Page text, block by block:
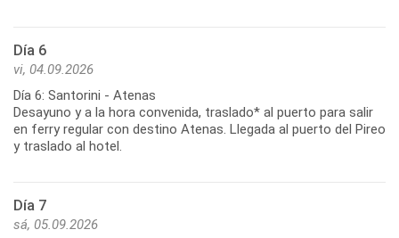
Día 6
vi, 04.09.2026
Día 6: Santorini - Atenas
Desayuno y a la hora convenida, traslado* al puerto para salir
en ferry regular con destino Atenas. Llegada al puerto del Pireo
y traslado al hotel.
Día 7
sá, 05.09.2026